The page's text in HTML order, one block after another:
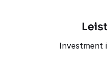
Investment